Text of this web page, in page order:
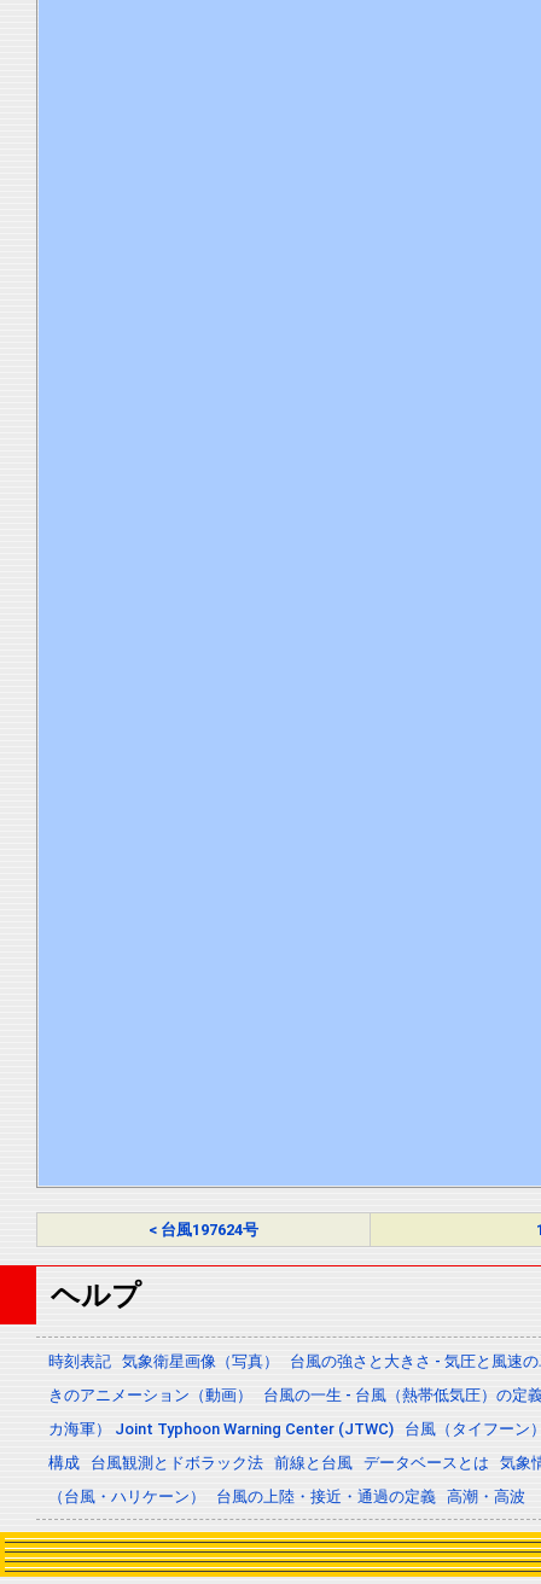
< 台風197624号
ヘルプ
時刻表記 気象衛星画像（写真）
台風の強さと大きさ - 気圧と風速
きのアニメーション（動画）
台風の一生 - 台風（熱帯低気圧）の定
カ海軍） Joint Typhoon Warning Center (JTWC)
台風（タイフーン
構成
台風観測とドボラック法 前線と台風 データベースとは
気象
（台風・ハリケーン）
台風の上陸・接近・通過の定義 高潮・高波